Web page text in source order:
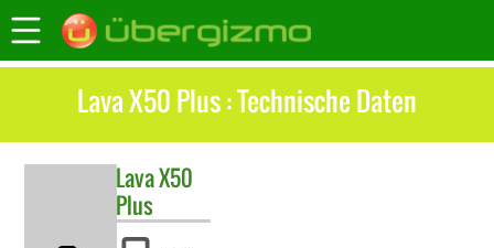
Lava X50 Plus : Technische Daten
LavaX50
Plus